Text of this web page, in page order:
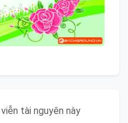
tài nguyên này